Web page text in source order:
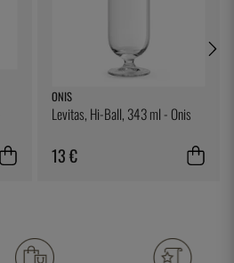
ONIS
Levitas, Hi-Ball, 343 ml - Onis
13 €